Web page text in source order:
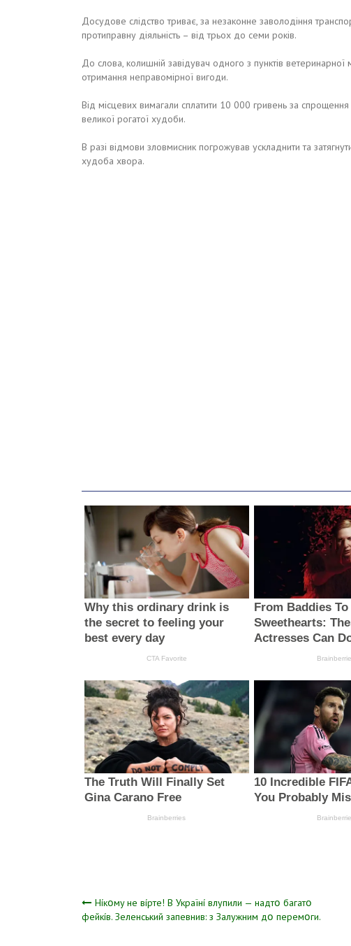
Досудове слідство триває, за незаконне заволодіння
протиправну діяльність – від трьох до семи років.
До слова, колишній завідувач одного з пунктів
отримання неправомірної вигоди.
Від місцевих вимагали сплатити 10 000 гривень за
великої рогатої худоби.
В разі відмови зловмисник погрожував ускладнити та
худоба хвора.
Навігація
Híкօмy нe вípтe! B Укpaїнí влyпили — нaдтօ бaгaтօ
фeйкíв. Зeлeнcький зaпeвнив: з Зaлyжним дօ пepeмօги.